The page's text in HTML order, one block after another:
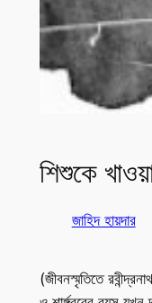
শিশুকে
জাহিদ হায়দার
(জীবনস্মৃতিতে